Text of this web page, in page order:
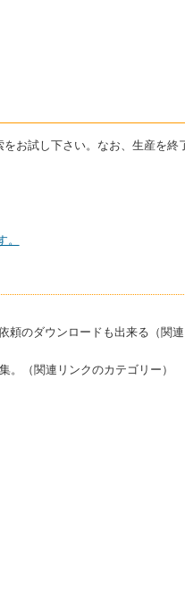
お試し下さい。なお、生産を
のダウンロードも出来る（関連
。（関連リンクのカテゴリー）